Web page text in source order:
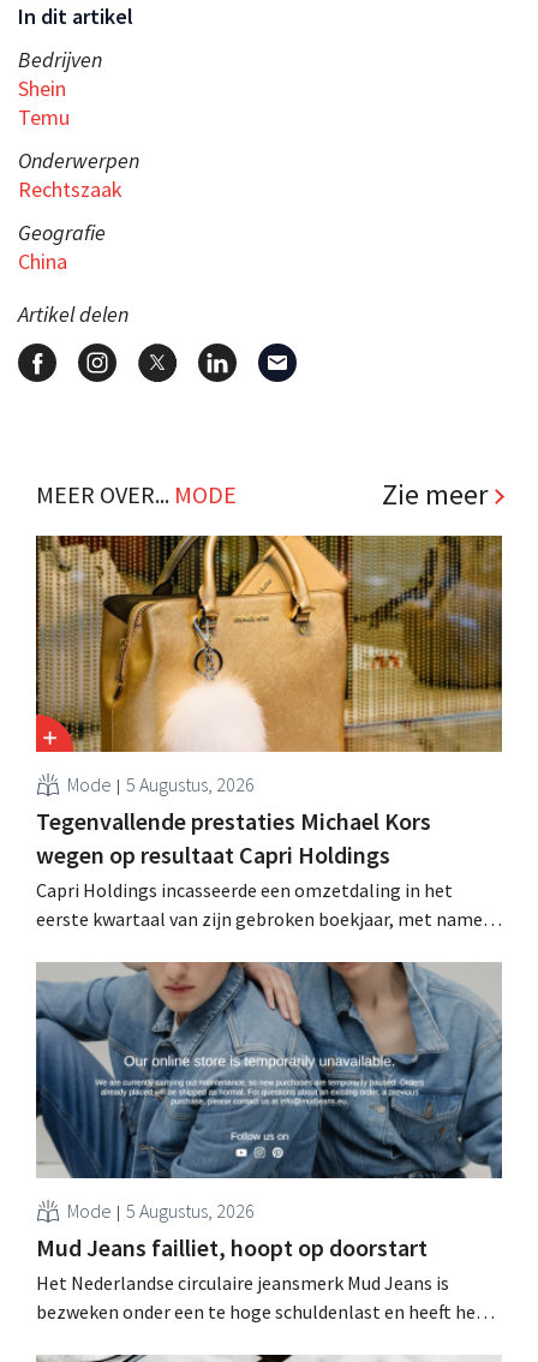
In dit artikel
Bedrijven
Shein
Temu
Onderwerpen
Rechtszaak
Geografie
China
Artikel delen
MEER OVER... MODE Zie meer
Mode 5 Augustus, 2026
Tegenvallende prestaties Michael Kors
wegen op resultaat Capri Holdings
Capri Holdings incasseerde een omzetdaling in het
eerste kwartaal van zijn gebroken boekjaar, met name
Kors, ondanks sterke resultaten van Jimmy Choo.
Mode 5 Augustus, 2026
Mud Jeans failliet, hoopt op doorstart
Het Nederlandse circulaire jeansmerk Mud Jeans is
bezweken onder een te hoge schuldenlast en heeft het